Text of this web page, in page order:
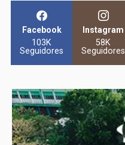
Facebook
103K
Seguidores
Instagram
58K
Seguidores